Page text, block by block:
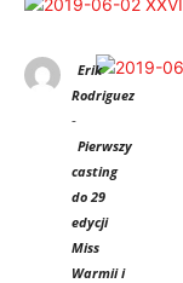
Erik
Rodriguez
-
Pierwszy
casting
do 29
edycji
Miss
Warmii i